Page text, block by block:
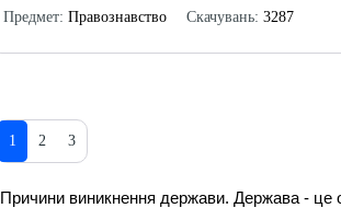
Предмет: Правознавство
Скачувань: 3287
1 2 3
Причини виникнення держави. Держава -